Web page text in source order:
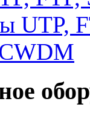
UTP,